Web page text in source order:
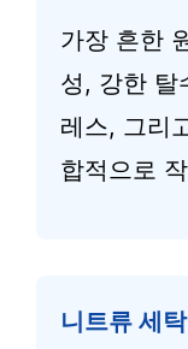
가장 흔한
성, 강한 탈
레스, 그리
합적으로
니트류 세